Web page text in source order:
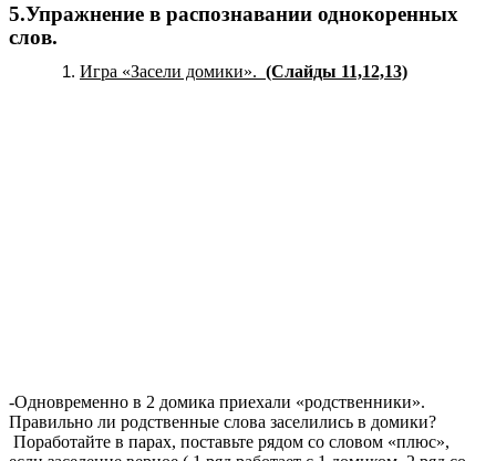
5.Упражнение в распознавании однокоренных
слов.
Игра «Засели домики». (Слайды 11,12,13)
-Одновременно в 2 домика приехали «родственники».
Правильно ли родственные слова заселились в домики?
Поработайте в парах, поставьте рядом со словом «плюс»,